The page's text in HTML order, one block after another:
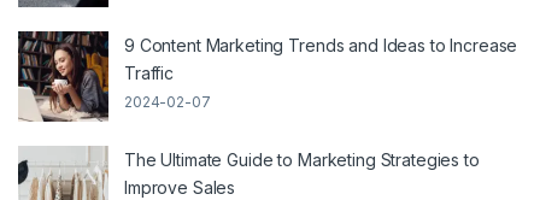
9 Content Marketing Trends and Ideas to Increase
Traffic
2024-02-07
The Ultimate Guide to Marketing Strategies to
Improve Sales